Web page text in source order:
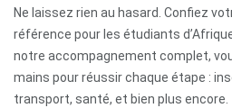
Ne laissez rien au hasard. Confiez
référence pour les étudiants
notre accompagnement complet,
mains pour réussir chaque étape :
transport, santé, et bien plus encore.